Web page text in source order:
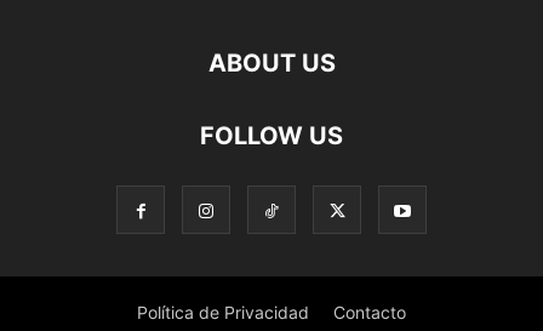
ABOUT US
FOLLOW US
Política de Privacidad Contacto